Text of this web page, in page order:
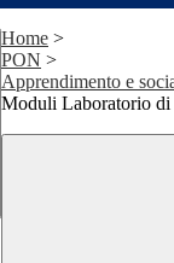
Home >
PON >
Apprendimento e
Moduli Laboratorio